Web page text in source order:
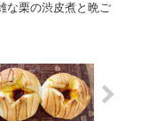
な栗の渋皮煮と晩ご